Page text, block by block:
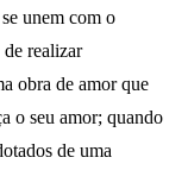
unem com o
de realizar
obra de amor que
o seu amor; quando
de uma